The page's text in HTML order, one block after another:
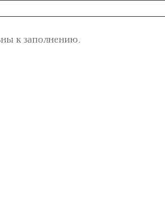
к заполнению.